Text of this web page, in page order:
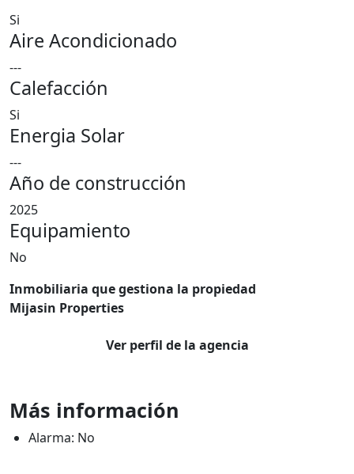
Si
Aire Acondicionado
---
Calefacción
Si
Energia Solar
---
Año de construcción
2025
Equipamiento
No
Inmobiliaria que gestiona la propiedad
Mijasin Properties
Ver perfil de la agencia
Más información
Alarma: No